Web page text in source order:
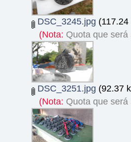
DSC_3245.jpg
(Nota: Quota que
DSC_3251.jpg (92.37
(Nota: Quota que